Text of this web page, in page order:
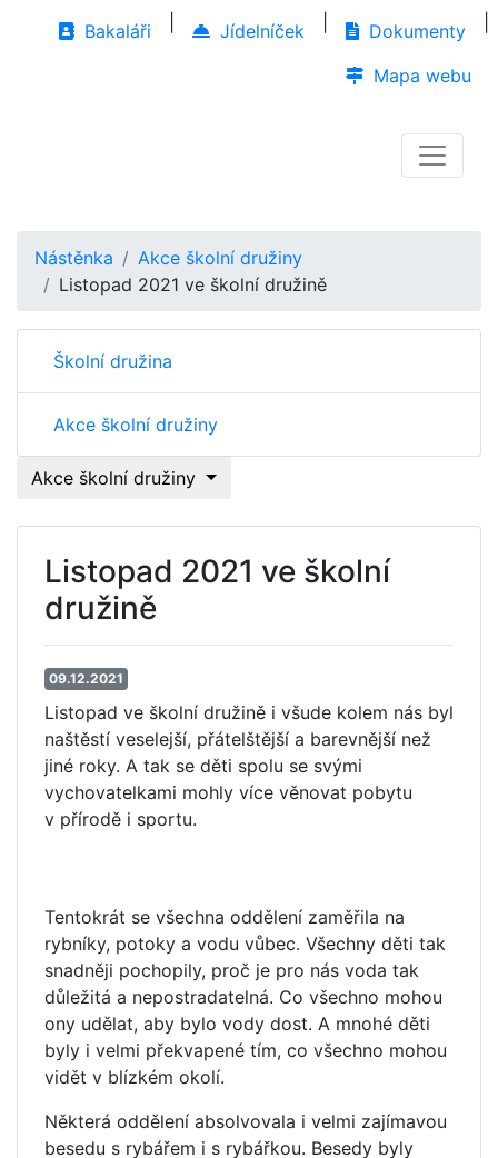
Bakaláři Jídelníček Dokumenty
Mapa webu
Nástěnka
Akce školní družiny
Listopad 2021 ve školní družině
Školní družina
Akce školní družiny
Akce školní družiny
Listopad 2021 ve školní
družině
09.12.2021
Listopad ve školní družině i všude kolem nás byl
naštěstí veselejší, přátelštější a barevnější než
jiné roky. A tak se děti spolu se svými
vychovatelkami mohly více věnovat pobytu
v přírodě i sportu.
Tentokrát se všechna oddělení zaměřila na
rybníky, potoky a vodu vůbec. Všechny děti tak
snadněji pochopily, proč je pro nás voda tak
důležitá a nepostradatelná. Co všechno mohou
ony udělat, aby bylo vody dost. A mnohé děti
byly i velmi překvapené tím, co všechno mohou
vidět v blízkém okolí.
Některá oddělení absolvovala i velmi zajímavou
besedu s rybářem i s rybářkou. Besedy byly